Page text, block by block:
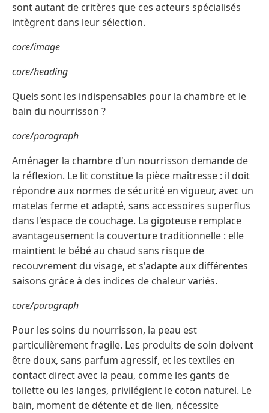
sont autant de critères que ces acteurs spécialisés
intègrent dans leur sélection.
core/image
core/heading
Quels sont les indispensables pour la chambre et le
bain du nourrisson ?
core/paragraph
Aménager la chambre d'un nourrisson demande de
la réflexion. Le lit constitue la pièce maîtresse : il doit
répondre aux normes de sécurité en vigueur, avec un
matelas ferme et adapté, sans accessoires superflus
dans l'espace de couchage. La gigoteuse remplace
avantageusement la couverture traditionnelle : elle
maintient le bébé au chaud sans risque de
recouvrement du visage, et s'adapte aux différentes
saisons grâce à des indices de chaleur variés.
core/paragraph
Pour les soins du nourrisson, la peau est
particulièrement fragile. Les produits de soin doivent
être doux, sans parfum agressif, et les textiles en
contact direct avec la peau, comme les gants de
toilette ou les langes, privilégient le coton naturel. Le
bain, moment de détente et de lien, nécessite